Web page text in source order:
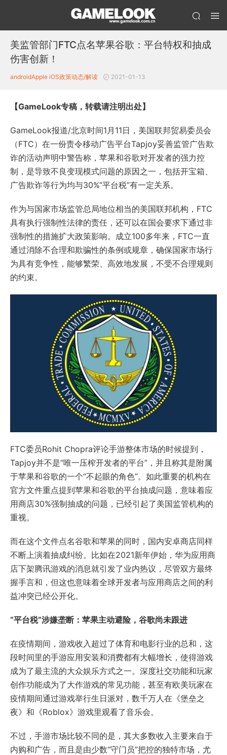
美监管部门FTC点名苹果谷歌：平台特权和抽成
伤害创新！
androidApple iOS政策动态/解读 2021-01-13
【GameLook专稿，转载请注明出处】
GameLook报道/北京时间1月11日，美国联邦贸易委员会
（FTC）在一份责令移动广告平台Tapjoy妥善监管广告欺
诈的活动声明中警告称，苹果和谷歌对开发者的强力控
制，是导致不良变现模式问题的原因之一，包括开宝箱、
广告欺诈等行为均与30%“平台税”有一定关系。
作为与国家市场监管总局地位相当的美国联邦机构，FTC
具有执行强制性法律的责任，还可以在国会要求下通过非
强制性的措施扩大政策影响。成立100多年来，FTC一直
通过消除不合理和欺骗性的条例或规章，确保国家市场行
为具有竞争性，能够繁荣、高效地发展，不受不合理规则
的约束。
FTC委员Rohit Chopra评论手游整体市场的时候提到，
Tapjoy并不是“唯一压榨开发者的平台”，并且称其是附属
于苹果和谷歌的一个“不起眼的角色”。如此重要的机构在
官方文件重点提到苹果和谷歌的平台抽成问题，意味着应
用商店30%强制抽成的问题，已经引起了美国监管机构的
重视。
而在这个文件点名谷歌和苹果的同时，国内安卓商店同样
不断上演着抽成纠纷。比如在2021新年伊始，华为应用商
店下架腾讯游戏的消息就引发了业内热议，尽管双方最终
握手言和，但这也意味着全球开发者与应用商店之间的利
益冲突已经公开化。
“平台税”涉嫌垄断：苹果主动避险，谷歌尚未跟进
在疫情期间，游戏收入超过了体育和电影行业的总和，这
段时间里的手游应用安装和消费都有大幅增长，使得游戏
成为了最主流的大众娱乐方式之一。深度社交功能和玩家
创作功能成为了大作游戏的常见功能，甚至有欧美玩家在
疫情期间通过游戏举行生日派对，数千万人在《堡垒之
夜》和《Roblox》游戏里观看了音乐会。
不过，手游市场比较不同的是，其大多数收入主要来自于
内购和广告，而且是由少数“守门员”把控的独特市场，尤